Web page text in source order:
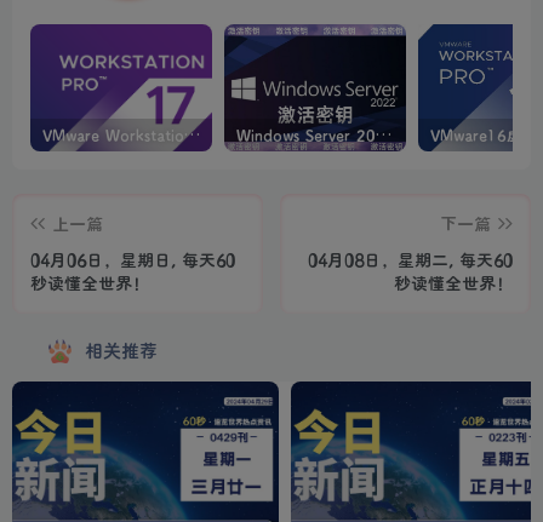
VMware Workstation PRO v17.6.4 正式版_虚拟机(带激活密钥) Windows Server 2022激活密钥 2024 5月更新
上一篇
04月06日，星期日, 每天60
秒读懂全世界！
下一篇
04月08日，星期二, 每天60
秒读懂全世界！
相关推荐